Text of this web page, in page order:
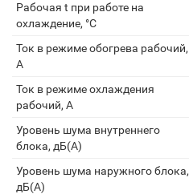
Рабочая t при работе на
охлаждение, °С
Ток в режиме обогрева рабочий,
А
Ток в режиме охлаждения
рабочий, А
Уровень шума внутреннего
блока, дБ(А)
Уровень шума наружного блока,
дБ(А)